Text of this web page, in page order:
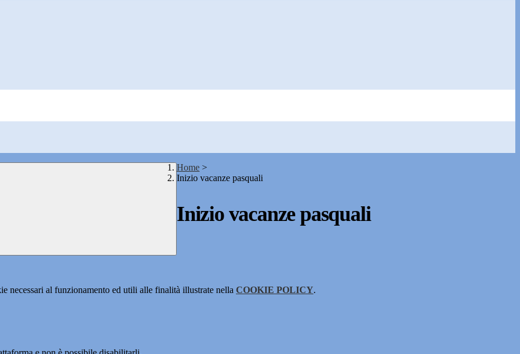
Home >
Inizio vacanze pasquali
Inizio vacanze pasquali
necessari al funzionamento ed utili alle finalità illustrate nella COOKIE POLICY.